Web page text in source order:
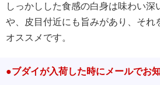
しっかしした食感の白身は味わい深
や、皮目付近にも旨みがあり、それ
オススメです。
●ブダイが入荷した時にメールでお